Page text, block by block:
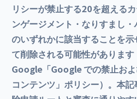
リシーが禁止する20を超える
ンゲージメント・なりすまし・
のいずれかに該当することを
て削除される可能性があります
Google「Google での禁止お
コンテンツ」ポリシー）。本